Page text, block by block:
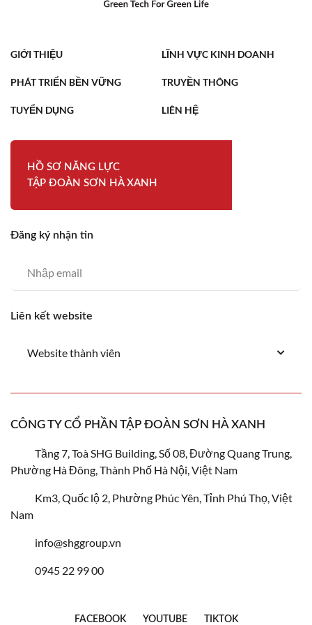
nguy hiểm cho người sử dụng.
không mong muốn, dưới đây
nước trên mái quan trọng mà
GIỚI THIỆU LĨNH VỰC KINH DOANH
PHÁT TRIỂN BỀN VỮNG TRUYỀN THÔNG
TUYỂN DỤNG LIÊN HỆ
HỒ SƠ NĂNG LỰC
TẬP ĐOÀN SƠN HÀ XANH
Đăng ký nhận tin
Liên kết website
Website thành viên
CÔNG TY CỔ PHẦN TẬP ĐOÀN SƠN HÀ XANH
Tầng 7, Toà SHG Building, Số 08, Đường Quang Trung,
Phường Hà Đông, Thành Phố Hà Nội, Việt Nam
Km3, Quốc lộ 2, Phường Phúc Yên, Tỉnh Phú Thọ, Việt
Nam
info@shggroup.vn
0945 22 99 00
FACEBOOK YOUTUBE TIKTOK